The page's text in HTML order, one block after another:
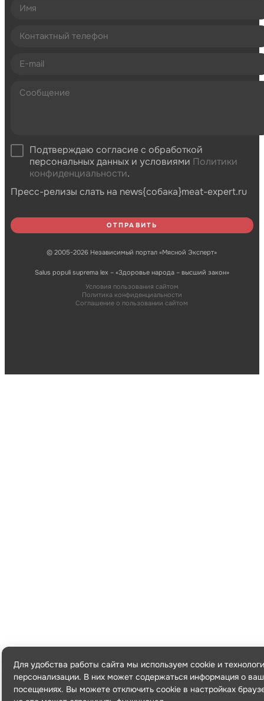
Подтверждаю согласие с обработкой
персональных данных и условиями Политики
конфиденциальности.
Пресс-релизы слать на news{собака}meat-expert.ru
© 2005-2026 Независимый портал «Мясной Эксперт»
Salus populi suprema lex – «Здоровье народа – высший закон»
Условия пользования сайтом
Политика конфиденциальности
Соглашение о пользовании сайтом
Для удобства работы сайта мы используем cookie и
персонализации. В них может содержаться информация о
посещениях. Вы можете отключить cookie в настройках